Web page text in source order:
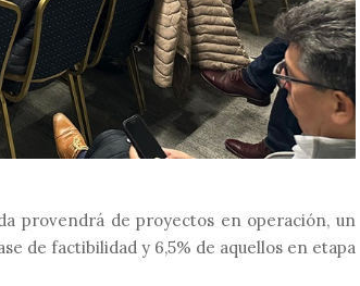
provendrá de proyectos en operación, un
de factibilidad y 6,5% de aquellos en etapa